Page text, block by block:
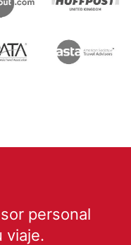
personal
viaje.